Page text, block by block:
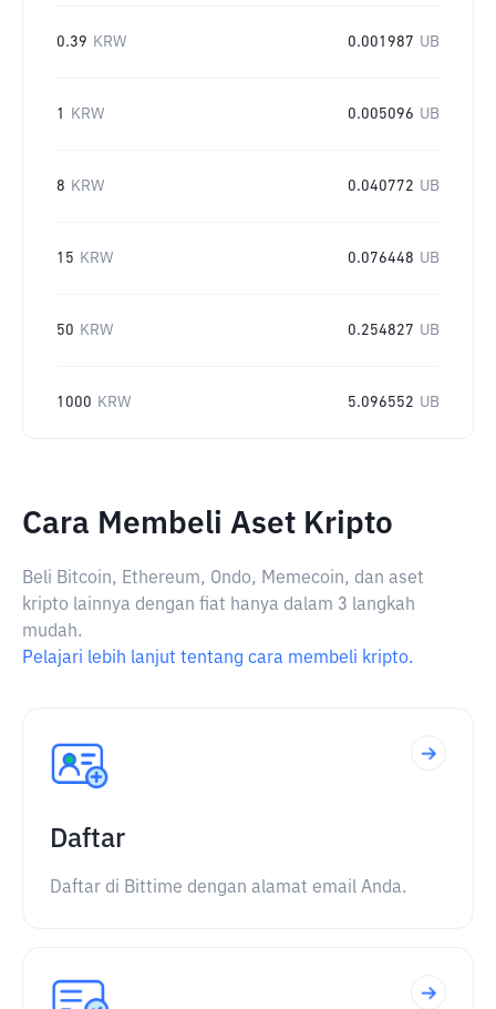
0.39 KRW 0.001987 UB
1 KRW 0.005096 UB
8 KRW 0.040772 UB
15 KRW 0.076448 UB
50 KRW 0.254827 UB
1000 KRW 5.096552 UB
Cara Membeli Aset Kripto
Beli Bitcoin, Ethereum, Ondo, Memecoin, dan aset
kripto lainnya dengan fiat hanya dalam 3 langkah
mudah.
Pelajari lebih lanjut tentang cara membeli kripto.
Daftar
Daftar di Bittime dengan alamat email Anda.